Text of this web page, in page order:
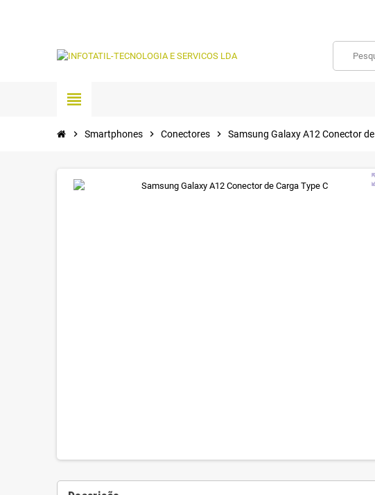
view_headline
chevron_right Smartphones chevron_right Conectores chevron_right Samsung Galaxy A12 Conector